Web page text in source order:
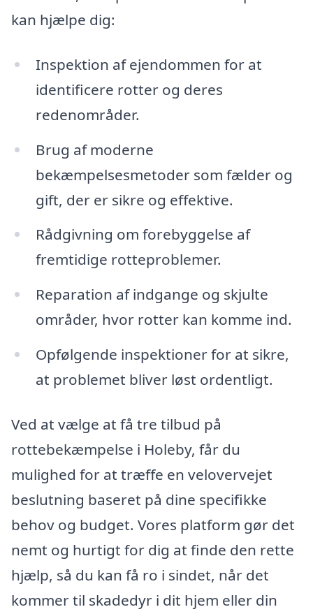
kan hjælpe dig:
Inspektion af ejendommen for at
identificere rotter og deres
redenområder.
Brug af moderne
bekæmpelsesmetoder som fælder og
gift, der er sikre og effektive.
Rådgivning om forebyggelse af
fremtidige rotteproblemer.
Reparation af indgange og skjulte
områder, hvor rotter kan komme ind.
Opfølgende inspektioner for at sikre,
at problemet bliver løst ordentligt.
Ved at vælge at få tre tilbud på
rottebekæmpelse i Holeby, får du
mulighed for at træffe en velovervejet
beslutning baseret på dine specifikke
behov og budget. Vores platform gør det
nemt og hurtigt for dig at finde den rette
hjælp, så du kan få ro i sindet, når det
kommer til skadedyr i dit hjem eller din